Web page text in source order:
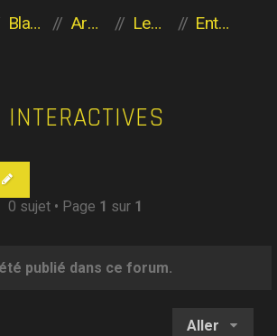
Blabla entre Planaviens Archives Les héritiers de l'Aventure
Entrez à vos risques et périls
0 sujet • Page 1 sur 1
publié dans ce forum.
Aller